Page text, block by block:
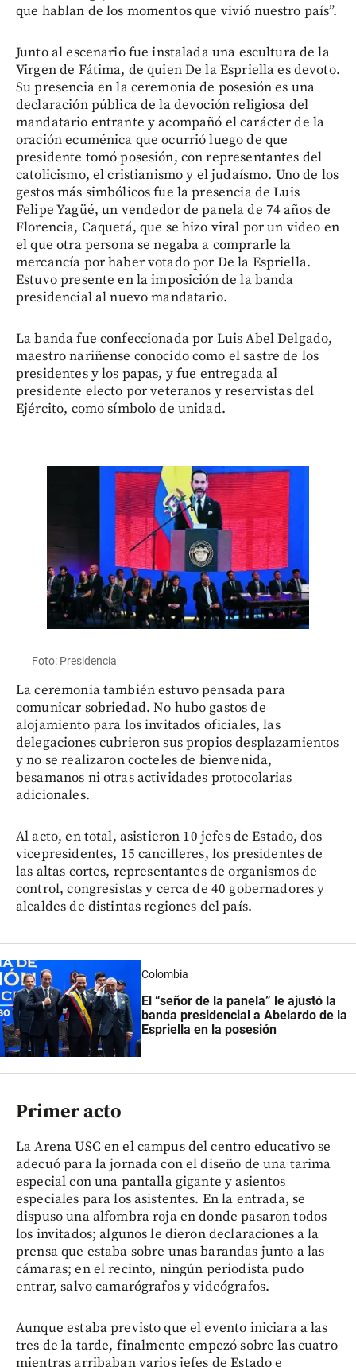
que hablan de los momentos que vivió nuestro país”.
Junto al escenario fue instalada una escultura de la
Virgen de Fátima, de quien De la Espriella es devoto.
Su presencia en la ceremonia de posesión es una
declaración pública de la devoción religiosa del
mandatario entrante y acompañó el carácter de la
oración ecuménica que ocurrió luego de que
presidente tomó posesión, con representantes del
catolicismo, el cristianismo y el judaísmo. Uno de los
gestos más simbólicos fue la presencia de Luis
Felipe Yagüé, un vendedor de panela de 74 años de
Florencia, Caquetá, que se hizo viral por un video en
el que otra persona se negaba a comprarle la
mercancía por haber votado por De la Espriella.
Estuvo presente en la imposición de la banda
presidencial al nuevo mandatario.
La banda fue confeccionada por Luis Abel Delgado,
maestro nariñense conocido como el sastre de los
presidentes y los papas, y fue entregada al
presidente electo por veteranos y reservistas del
Ejército, como símbolo de unidad.
Foto: Presidencia
La ceremonia también estuvo pensada para
comunicar sobriedad. No hubo gastos de
alojamiento para los invitados oficiales, las
delegaciones cubrieron sus propios desplazamientos
y no se realizaron cocteles de bienvenida,
besamanos ni otras actividades protocolarias
adicionales.
Al acto, en total, asistieron 10 jefes de Estado, dos
vicepresidentes, 15 cancilleres, los presidentes de
las altas cortes, representantes de organismos de
control, congresistas y cerca de 40 gobernadores y
alcaldes de distintas regiones del país.
Colombia
El “señor de la panela” le ajustó la
banda presidencial a Abelardo de la
Espriella en la posesión
Primer acto
La Arena USC en el campus del centro educativo se
adecuó para la jornada con el diseño de una tarima
especial con una pantalla gigante y asientos
especiales para los asistentes. En la entrada, se
dispuso una alfombra roja en donde pasaron todos
los invitados; algunos le dieron declaraciones a la
prensa que estaba sobre unas barandas junto a las
cámaras; en el recinto, ningún periodista pudo
entrar, salvo camarógrafos y videógrafos.
Aunque estaba previsto que el evento iniciara a las
tres de la tarde, finalmente empezó sobre las cuatro
mientras arribaban varios jefes de Estado e